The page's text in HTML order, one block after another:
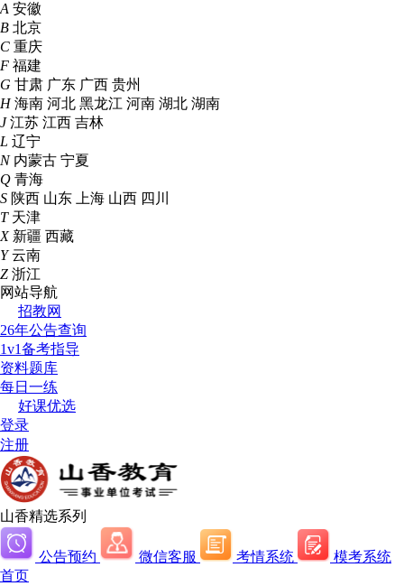
A 安徽
B 北京
C 重庆
F 福建
G 甘肃 广东 广西 贵州
H 海南 河北 黑龙江 河南 湖北 湖南
J 江苏 江西 吉林
L 辽宁
N 内蒙古 宁夏
Q 青海
S 陕西 山东 上海 山西 四川
T 天津
X 新疆 西藏
Y 云南
Z 浙江
网站导航
招教网
26年公告查询
1v1备考指导
资料题库
每日一练
好课优选
登录
注册
山香精选系列
公告预约 微信客服 考情系统
模考系统
首页